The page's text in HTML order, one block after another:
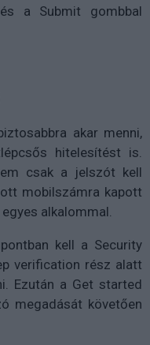
a Submit gombbal
akar menni,
hitelesítést is.
csak a jelszót kell
mobilszámra kapott
alkalommal.
kell a Security
verification rész alatt
Ezután a Get started
megadását követően